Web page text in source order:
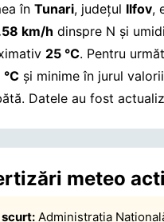
înTunari, județul Ilfov,
km/h dinspre N și
25 °C. Pentru
și minime în jurul
Datele au fost
meteo
scurt: Administrația